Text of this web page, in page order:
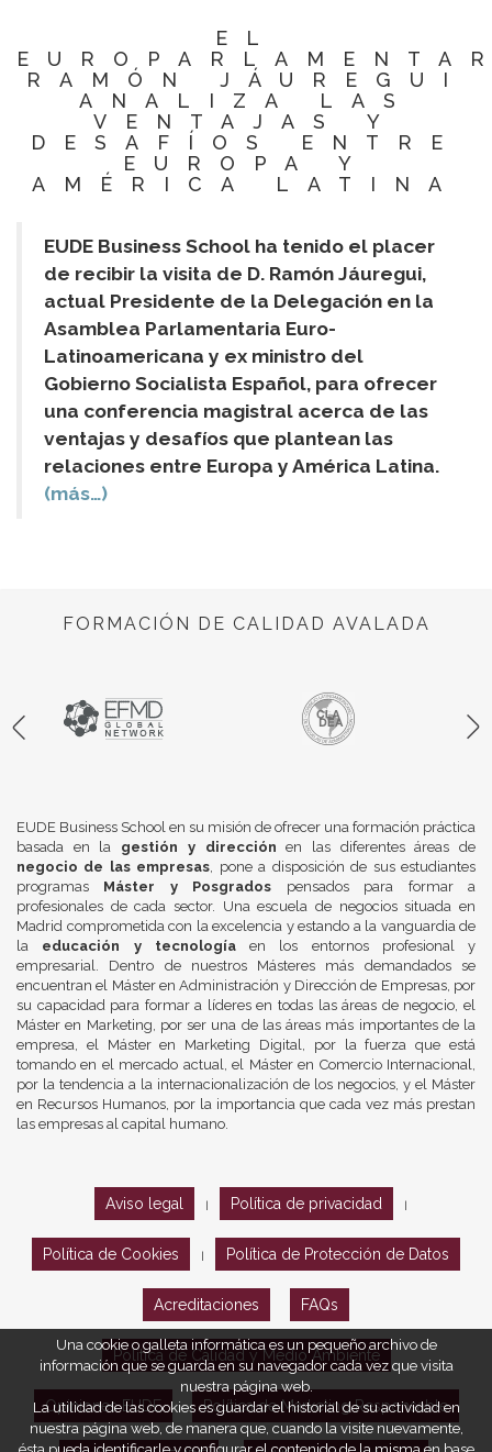
EL
RAMÓN JÁUREGUI
ANALIZA LAS
VENTAJAS Y
DESAFÍOS ENTRE
EUROPA Y
AMÉRICA LATINA
EUDE Business School ha tenido el placer
de recibir la visita de D. Ramón Jáuregui,
actual Presidente de la Delegación en la
Asamblea Parlamentaria Euro-
Latinoamericana y ex ministro del
Gobierno Socialista Español, para ofrecer
una conferencia magistral acerca de las
ventajas y desafíos que plantean las
relaciones entre Europa y América Latina.
(más…)
FORMACIÓN DE CALIDAD AVALADA
EUDE Business School en su misión de ofrecer una formación práctica
basada en la gestión y dirección en las diferentes áreas de
negocio de las empresas, pone a disposición de sus estudiantes
programas Máster y Posgrados pensados para formar a
profesionales de cada sector. Una escuela de negocios situada en
Madrid comprometida con la excelencia y estando a la vanguardia de
la educación y tecnologíaen los entornos profesional y
empresarial. Dentro de nuestros Másteres más demandados se
encuentran el Máster en Administración y Dirección de Empresas, por
su capacidad para formar a líderes en todas las áreas de negocio, el
Máster en Marketing, por ser una de las áreas más importantes de la
empresa, el Máster en Marketing Digital, por la fuerza que está
tomando en el mercado actual, el Máster en Comercio Internacional,
por la tendencia a la internacionalización de los negocios, y el Máster
en Recursos Humanos, por la importancia que cada vez más prestan
las empresas al capital humano.
Aviso legal Política de privacidad
Política de Cookies Política de Protección de Datos
Acreditaciones FAQs
Política de Calidad y Medio Ambiente
Opiniones EUDE Política de Marketing Responsable
Una cookie o galleta informática es un pequeño archivo de
información que se guarda en su navegador cada vez que visita
nuestra página web.
La utilidad de las cookies es guardar el historial de su actividad en
nuestra página web, de manera que, cuando la visite nuevamente,